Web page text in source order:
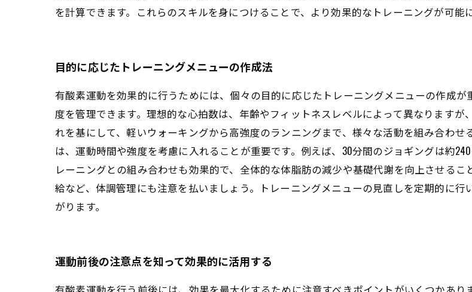
を計算できます。これらのスキルを身につけることで、より効果的なトレーニングが可能に
目的に応じたトレーニングメニューの作成法
有酸素運動を効果的に行うためには、個々の目的に応じたトレーニングメニューの作成
度を管理できます。理想的な心拍数は、年齢やフィットネスレベルによって異なりますが
れを基にして、軽いウォーキングから高強度のランニングまで、様々な活動を組み合わ
は、運動時間や強度を考慮に入れることが重要です。例えば、30分間のジョギングは約
レーニングとの組み合わせも効果的で、全体的な体脂肪の減少や基礎代謝を向上させる
給など、体調管理にも注意を払いましょう。トレーニングメニューの見直しを定期的に
がります。
運動前後の注意点を知って効果的に活用する